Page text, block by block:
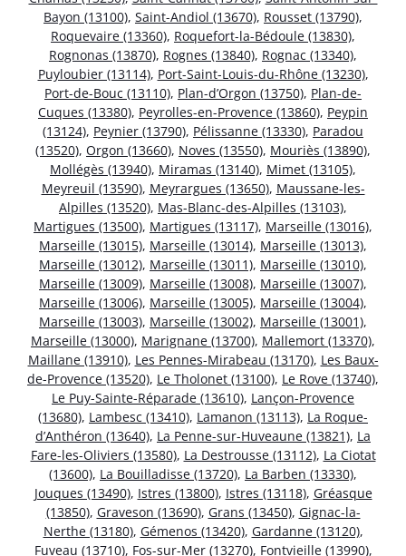
Bayon (13100), Saint-Andiol (13670), Rousset (13790),
Roquevaire (13360), Roquefort-la-Bédoule (13830),
Rognonas (13870), Rognes (13840), Rognac (13340),
Puyloubier (13114), Port-Saint-Louis-du-Rhône (13230),
Port-de-Bouc (13110), Plan-d’Orgon (13750), Plan-de-
Cuques (13380), Peyrolles-en-Provence (13860), Peypin
(13124), Peynier (13790), Pélissanne (13330), Paradou
(13520), Orgon (13660), Noves (13550), Mouriès (13890),
Mollégès (13940), Miramas (13140), Mimet (13105),
Meyreuil (13590), Meyrargues (13650), Maussane-les-
Alpilles (13520), Mas-Blanc-des-Alpilles (13103),
Martigues (13500), Martigues (13117), Marseille (13016),
Marseille (13015), Marseille (13014), Marseille (13013),
Marseille (13012), Marseille (13011), Marseille (13010),
Marseille (13009), Marseille (13008), Marseille (13007),
Marseille (13006), Marseille (13005), Marseille (13004),
Marseille (13003), Marseille (13002), Marseille (13001),
Marseille (13000), Marignane (13700), Mallemort (13370),
Maillane (13910), Les Pennes-Mirabeau (13170), Les Baux-
de-Provence (13520), Le Tholonet (13100), Le Rove (13740),
Le Puy-Sainte-Réparade (13610), Lançon-Provence
(13680), Lambesc (13410), Lamanon (13113), La Roque-
d’Anthéron (13640), La Penne-sur-Huveaune (13821), La
Fare-les-Oliviers (13580), La Destrousse (13112), La Ciotat
(13600), La Bouilladisse (13720), La Barben (13330),
Jouques (13490), Istres (13800), Istres (13118), Gréasque
(13850), Graveson (13690), Grans (13450), Gignac-la-
Nerthe (13180), Gémenos (13420), Gardanne (13120),
Fuveau (13710), Fos-sur-Mer (13270), Fontvieille (13990),